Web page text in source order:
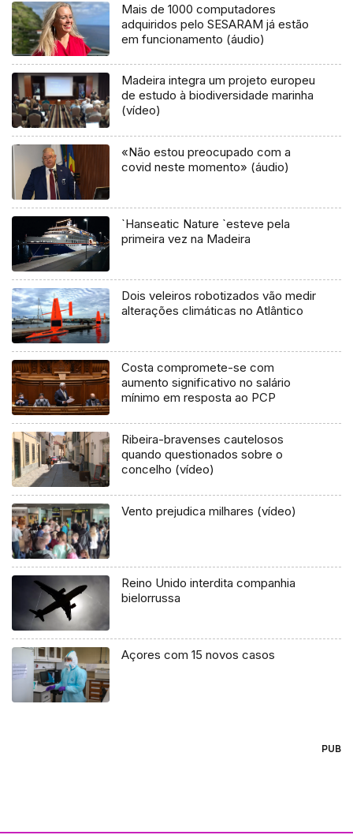
Mais de 1000 computadores
adquiridos pelo SESARAM já estão
em funcionamento (áudio)
Madeira integra um projeto europeu
de estudo à biodiversidade marinha
(vídeo)
«Não estou preocupado com a
covid neste momento» (áudio)
`Hanseatic Nature `esteve pela
primeira vez na Madeira
Dois veleiros robotizados vão medir
alterações climáticas no Atlântico
Costa compromete-se com
aumento significativo no salário
mínimo em resposta ao PCP
Ribeira-bravenses cautelosos
quando questionados sobre o
concelho (vídeo)
Vento prejudica milhares (vídeo)
Reino Unido interdita companhia
bielorrussa
Açores com 15 novos casos
PUB